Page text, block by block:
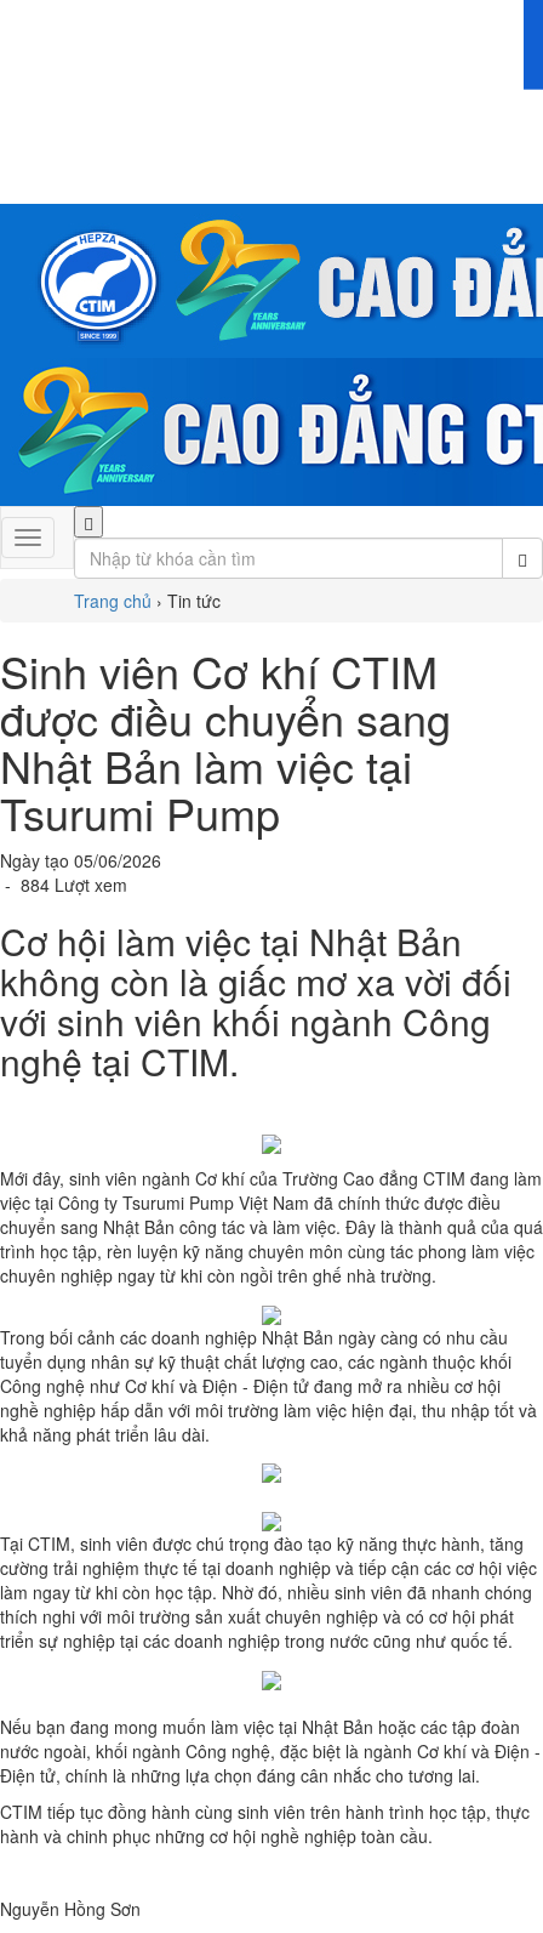
Trang chủ › Tin tức
Sinh viên Cơ khí CTIM
được điều chuyển sang
Nhật Bản làm việc tại
Tsurumi Pump
Ngày tạo 05/06/2026
- 884 Lượt xem
Cơ hội làm việc tại Nhật Bản
không còn là giấc mơ xa vời đối
với sinh viên khối ngành Công
nghệ tại CTIM.
Mới đây, sinh viên ngành Cơ khí của Trường Cao đẳng CTIM đang làm
việc tại Công ty Tsurumi Pump Việt Nam đã chính thức được điều
chuyển sang Nhật Bản công tác và làm việc. Đây là thành quả của quá
trình học tập, rèn luyện kỹ năng chuyên môn cùng tác phong làm việc
chuyên nghiệp ngay từ khi còn ngồi trên ghế nhà trường.
Trong bối cảnh các doanh nghiệp Nhật Bản ngày càng có nhu cầu
tuyển dụng nhân sự kỹ thuật chất lượng cao, các ngành thuộc khối
Công nghệ như Cơ khí và Điện - Điện tử đang mở ra nhiều cơ hội
nghề nghiệp hấp dẫn với môi trường làm việc hiện đại, thu nhập tốt và
khả năng phát triển lâu dài.
Tại CTIM, sinh viên được chú trọng đào tạo kỹ năng thực hành, tăng
cường trải nghiệm thực tế tại doanh nghiệp và tiếp cận các cơ hội việc
làm ngay từ khi còn học tập. Nhờ đó, nhiều sinh viên đã nhanh chóng
thích nghi với môi trường sản xuất chuyên nghiệp và có cơ hội phát
triển sự nghiệp tại các doanh nghiệp trong nước cũng như quốc tế.
Nếu bạn đang mong muốn làm việc tại Nhật Bản hoặc các tập đoàn
nước ngoài, khối ngành Công nghệ, đặc biệt là ngành Cơ khí và Điện -
Điện tử, chính là những lựa chọn đáng cân nhắc cho tương lai.
CTIM tiếp tục đồng hành cùng sinh viên trên hành trình học tập, thực
hành và chinh phục những cơ hội nghề nghiệp toàn cầu.
Nguyễn Hồng Sơn